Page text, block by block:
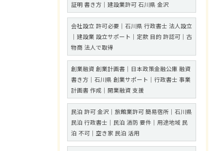
証明 書き方｜建設業許可 石川県 金沢
会社設立 許可必要｜石川県 行政書士 法人設立
｜建設業 設立サポート｜定款 目的 許認可｜古
物商 法人で取得
創業融資 創業計画書｜日本政策金融公庫 融資
書き方｜石川県 創業サポート｜行政書士 事業
計画書 作成｜開業融資 支援
民泊 許可 金沢｜旅館業許可 簡易宿所｜石川県
民泊 行政書士｜民泊 消防 要件｜用途地域 民
泊 不可｜空き家 民泊 活用